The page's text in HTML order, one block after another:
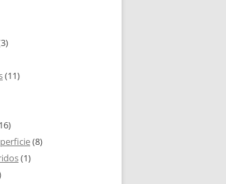
(11)
(8)
(1)